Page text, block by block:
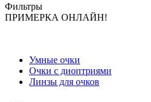
Фильтры
ПРИМЕРКА ОНЛАЙН!
Умные очки
Очки с диоптриями
Линзы для очков